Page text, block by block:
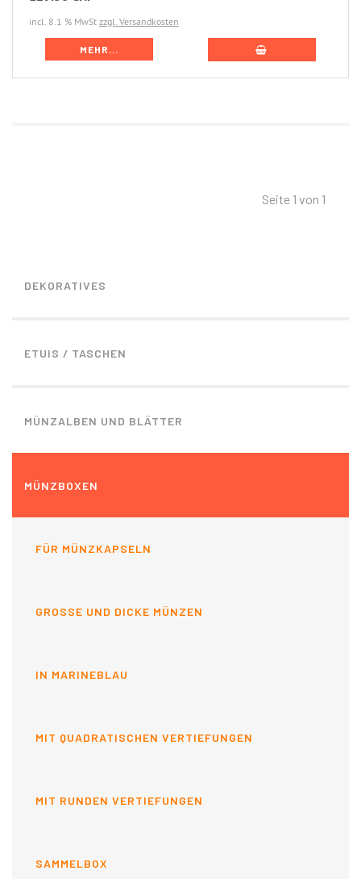
incl. 8.1 % MwSt zzgl. Versandkosten
MEHR...
Seite 1 von 1
DEKORATIVES
ETUIS / TASCHEN
MÜNZALBEN UND BLÄTTER
MÜNZBOXEN
FÜR MÜNZKAPSELN
GROSSE UND DICKE MÜNZEN
IN MARINEBLAU
MIT QUADRATISCHEN VERTIEFUNGEN
MIT RUNDEN VERTIEFUNGEN
SAMMELBOX